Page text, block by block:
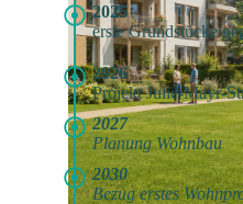
2025
erste Grundstücke
2026
Projekt Julie-Mayr-
2027
Planung Wohnbau
2030
Bezug erstes